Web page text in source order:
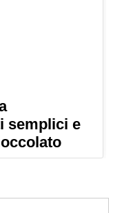
semplici e